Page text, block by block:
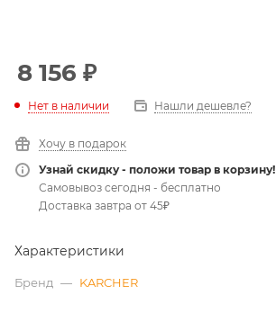
8 156 ₽
Нет в наличии Нашли дешевле?
Хочу в подарок
Узнай скидку - положи товар в корзину!
Самовывоз сегодня - бесплатно
Доставка завтра от 45₽
Характеристики
Бренд — KARCHER